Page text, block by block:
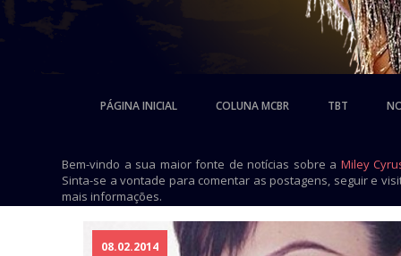
PÁGINA INICIAL COLUNA MCBR TBT
Bem-vindo a sua maior fonte de notícias sobre a Miley
Sinta-se a vontade para comentar as postagens, seguir e
mais informações.
08.02.2014